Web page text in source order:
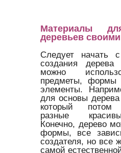
Материалы
деревьев
Следует начать
создания
можно
предметы, формы
элементы.
для основы дерева
который потом
разные
Конечно, дерево
формы, все
создателя, но все
самой